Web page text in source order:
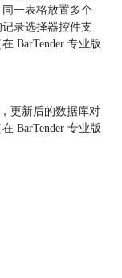
一表格放置多个
录选择器控件支
BarTender 专业版
更新后的数据库对
BarTender 专业版